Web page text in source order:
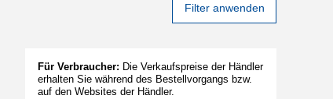
Filter anwenden
Für Verbraucher: Die Verkaufspreise der Händler
erhalten Sie während des Bestellvorgangs bzw.
auf den Websites der Händler.